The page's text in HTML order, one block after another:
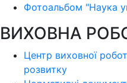
Фотоальбом "Наука
ВИХОВНА
Центр виховної
розвитку